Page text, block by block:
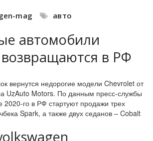
mag авто
автомобили
в РФ
вернутся недорогие модели Chevrolet от
UzAuto Motors. По данным пресс-службы
2020-го в РФ стартуют продажи трех
Spark, а также двух седанов – Cobalt